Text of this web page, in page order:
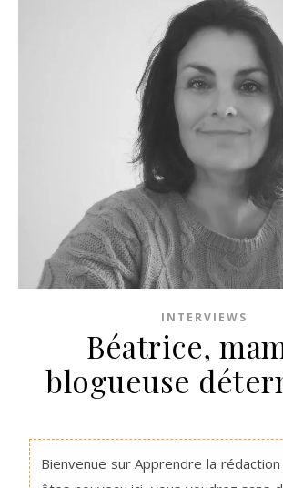
INTERVIEWS
Béatrice,
blogueuse
Bienvenue sur Apprendre la